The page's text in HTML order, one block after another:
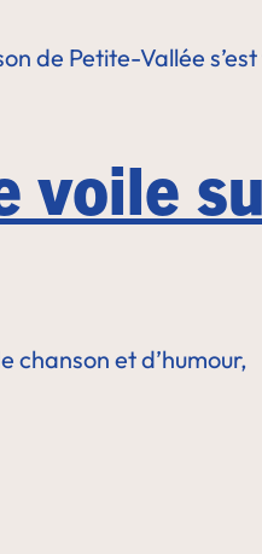
de Petite-Vallée
voile
chanson et d’humour,